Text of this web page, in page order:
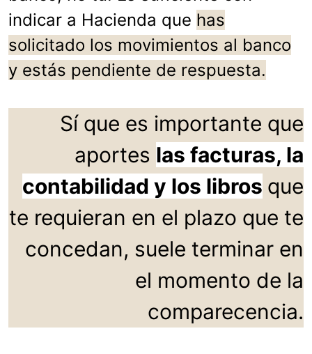
indicar a Hacienda que has
solicitado los movimientos al banco
y estás pendiente de respuesta.
Sí que es importante que
aportes las facturas, la
contabilidad y los libros que
te requieran en el plazo que te
concedan, suele terminar en
el momento de la
comparecencia.